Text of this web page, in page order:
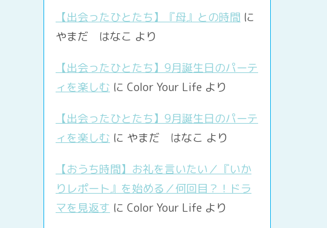
【出会ったひとたち】『母』との時間 に
やまだ はなこ より
【出会ったひとたち】9月誕生日のパーテ
ィを楽しむ に Color Your Life より
【出会ったひとたち】9月誕生日のパーテ
ィを楽しむ に やまだ はなこ より
【おうち時間】お礼を言いたい／『いか
りレポート』を始める／何回目？！ドラ
マを見返す に Color Your Life より